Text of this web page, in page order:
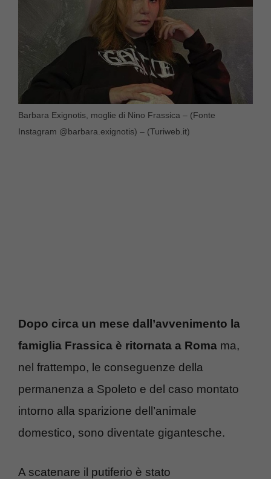
Barbara Exignotis, moglie di Nino Frassica – (Fonte
Instagram @barbara.exignotis) – (Turiweb.it)
Dopo circa un mese dall’avvenimento la
famiglia Frassica è ritornata a Roma ma,
nel frattempo, le conseguenze della
permanenza a Spoleto e del caso montato
intorno alla sparizione dell’animale
domestico, sono diventate gigantesche.
A scatenare il putiferio è stato